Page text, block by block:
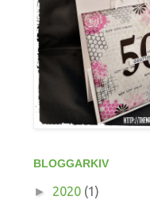
BLOGGARKIV
► 2020 (1)